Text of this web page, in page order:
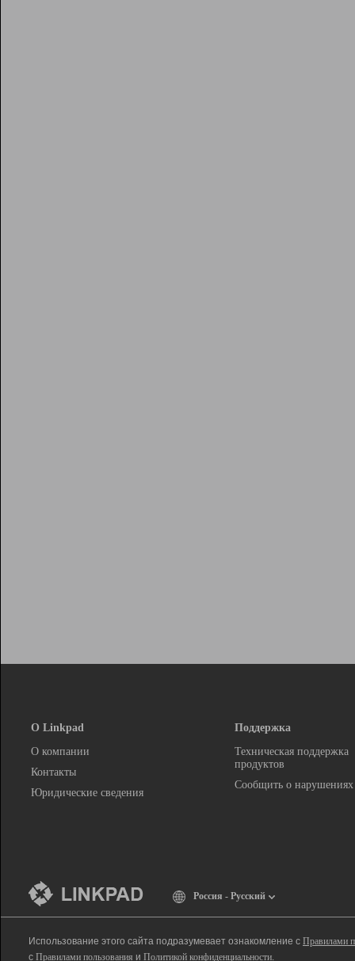
О Linkpad
О компании
Контакты
Юридические сведения
Поддержка
Техническая поддержка
продуктов
Сообщить о нарушениях
Россия - Русский
Использование этого сайта подразумевает ознакомление с Правилами
с Правилами пользования и Политикой конфиденциальности.